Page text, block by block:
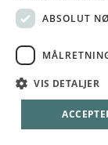
ABSOLUT
VIS DETALJER